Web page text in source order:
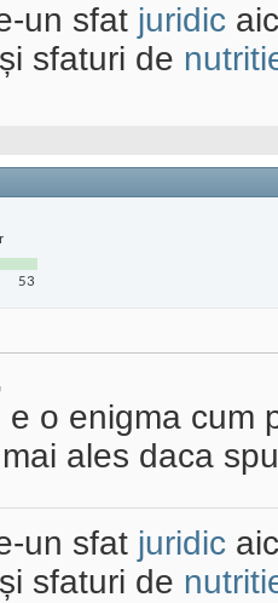
un sfat juridic
sfaturi de
53
e o enigma cum
ales daca
un sfat juridic
sfaturi de